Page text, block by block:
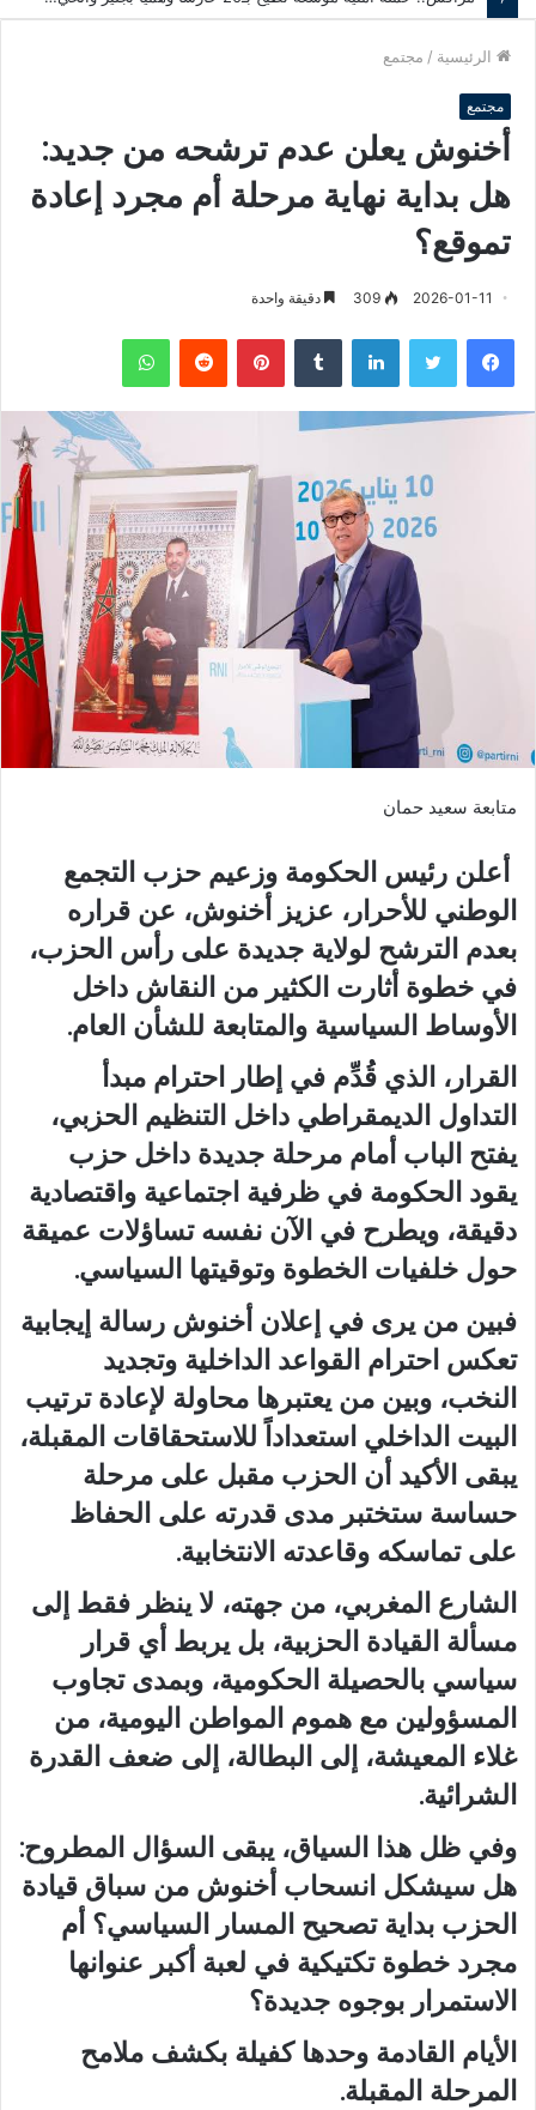
الرئيسية / مجتمع
مجتمع
أخنوش يعلن عدم ترشحه من جديد:
هل بداية نهاية مرحلة أم مجرد إعادة
تموقع؟
2026-01-11
309 دقيقة واحدة
فيسبوك لينكدإن بينتيريست
متابعة سعيد حمان
أعلن رئيس الحكومة وزعيم حزب التجمع
الوطني للأحرار، عزيز أخنوش، عن قراره
بعدم الترشح لولاية جديدة على رأس الحزب،
في خطوة أثارت الكثير من النقاش داخل
الأوساط السياسية والمتابعة للشأن العام.
القرار، الذي قُدِّم في إطار احترام مبدأ
التداول الديمقراطي داخل التنظيم الحزبي،
يفتح الباب أمام مرحلة جديدة داخل حزب
يقود الحكومة في ظرفية اجتماعية واقتصادية
دقيقة، ويطرح في الآن نفسه تساؤلات عميقة
حول خلفيات الخطوة وتوقيتها السياسي.
فبين من يرى في إعلان أخنوش رسالة إيجابية
تعكس احترام القواعد الداخلية وتجديد
النخب، وبين من يعتبرها محاولة لإعادة ترتيب
البيت الداخلي استعداداً للاستحقاقات المقبلة،
يبقى الأكيد أن الحزب مقبل على مرحلة
حساسة ستختبر مدى قدرته على الحفاظ
على تماسكه وقاعدته الانتخابية.
الشارع المغربي، من جهته، لا ينظر فقط إلى
مسألة القيادة الحزبية، بل يربط أي قرار
سياسي بالحصيلة الحكومية، وبمدى تجاوب
المسؤولين مع هموم المواطن اليومية، من
غلاء المعيشة، إلى البطالة، إلى ضعف القدرة
الشرائية.
وفي ظل هذا السياق، يبقى السؤال المطروح:
هل سيشكل انسحاب أخنوش من سباق قيادة
الحزب بداية تصحيح المسار السياسي؟ أم
مجرد خطوة تكتيكية في لعبة أكبر عنوانها
الاستمرار بوجوه جديدة؟
الأيام القادمة وحدها كفيلة بكشف ملامح
المرحلة ا لمقبلة.